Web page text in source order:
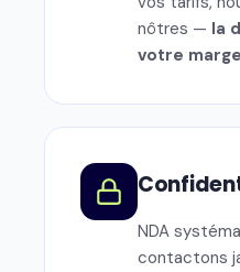
nôtres — la
votre marge
NDA
contactons